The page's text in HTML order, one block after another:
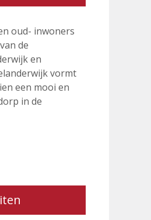
oud- inwoners
de
en
vormt
een mooi en
in de